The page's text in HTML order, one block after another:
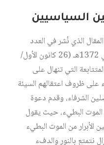
الذي نُشر في العدد
14، بتاريخ الجمعة 11 ربيع الثاني 1372هـ (26 كانون الأول/
المتتابعة التي تنهال على
على ظروف اعتقالهم السيئة
الشرفاء، وقدم دعوة
البطيء، حيث يقول
من الموت البطيء
نتمتع بالنور والدفء